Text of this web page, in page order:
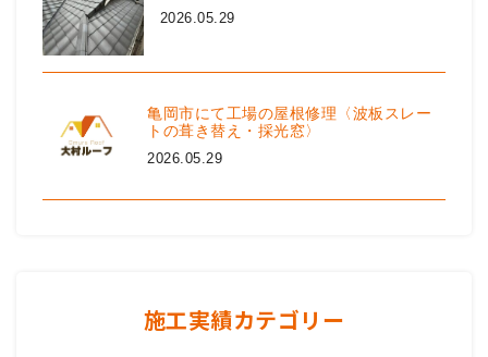
2026.05.29
亀岡市にて工場の屋根修理〈波板スレー
トの葺き替え・採光窓〉
2026.05.29
施工実績カテゴリー